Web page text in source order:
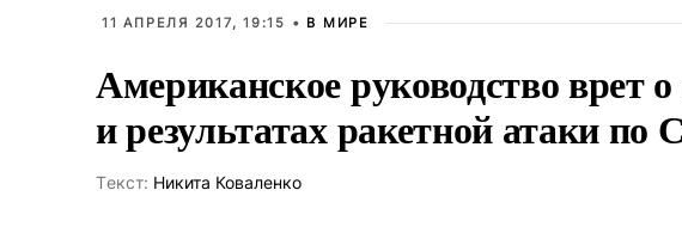
11 АПРЕЛЯ 2017, 19:15 • В МИРЕ
Американское руководство врет
и результатах ракетной атаки по
Tекст: Никита Коваленко